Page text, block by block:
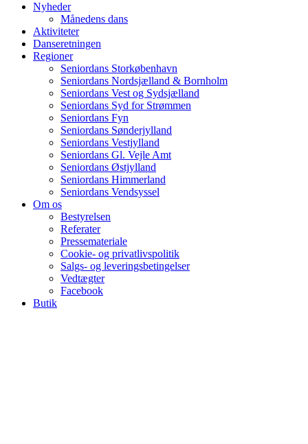
Nyheder
Månedens dans
Aktiviteter
Danseretningen
Regioner
Seniordans Storkøbenhavn
Seniordans Nordsjælland & Bornholm
Seniordans Vest og Sydsjælland
Seniordans Syd for Strømmen
Seniordans Fyn
Seniordans Sønderjylland
Seniordans Vestjylland
Seniordans Gl. Vejle Amt
Seniordans Østjylland
Seniordans Himmerland
Seniordans Vendsyssel
Om os
Bestyrelsen
Referater
Pressemateriale
Cookie- og privatlivspolitik
Salgs- og leveringsbetingelser
Vedtægter
Facebook
Butik